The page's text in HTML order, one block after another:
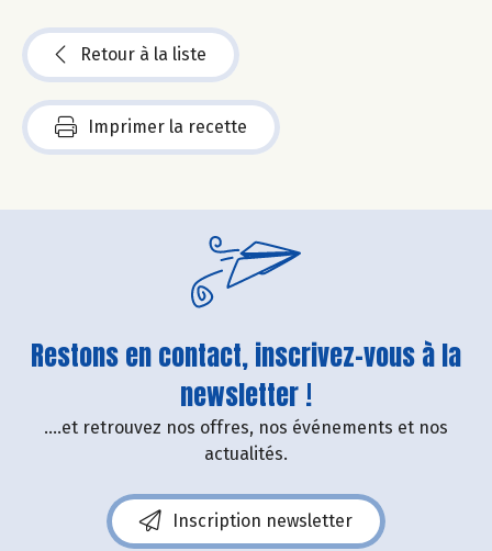
Retour à la liste
Imprimer la recette
Restons en contact, inscrivez-vous à la
newsletter !
....et retrouvez nos offres, nos événements et nos
actualités.
Inscription newsletter